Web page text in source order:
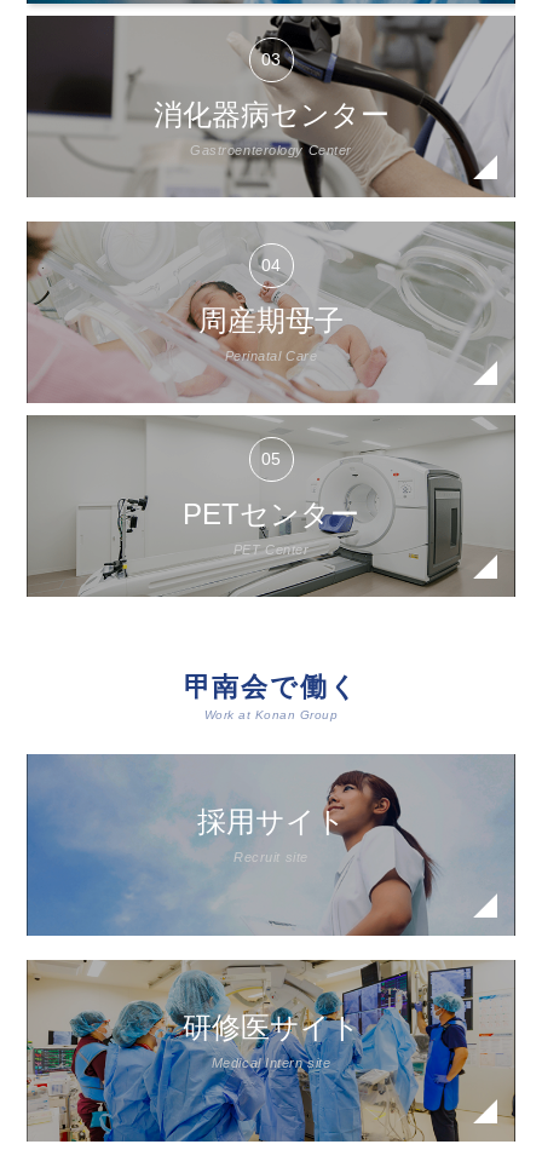
消化器病センター
Gastroenterology Center
周産期母子
Perinatal Care
PETセンター
PET Center
甲南会で働く
Work at Konan Group
採用サイト
Recruit site
研修医サイト
Medical Intern site